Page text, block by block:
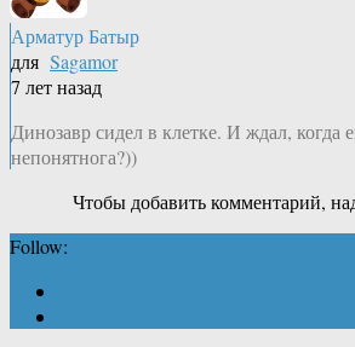
Арматур Батыр
для Sagamor
7 лет назад
Динозавр сидел в клетке. И ждал, когда
непонятнога?))
Чтобы добавить комментарий,
Follow: